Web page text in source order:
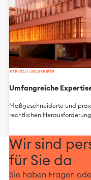
BERATUNGSGEBIETE
Umfangreiche
Maßgeschneiderte und
rechtlichen
Wir sind
für Sie da
Sie haben Fragen